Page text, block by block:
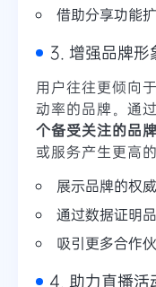
借助分享功能
3. 增强品牌形
用户往往更倾向
动率的品牌。通
个备受关注的品
或服务产生更高
展示品牌的权
通过数据证明
吸引更多合作
4. 助力直播活